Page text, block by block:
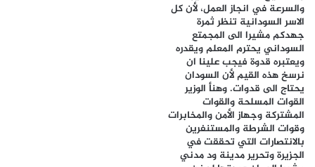
والسرعة في انجاز العمل، لأن كل
الاسر السودانية تنظر ثمرة
جهدكم مشيرا الى المجمتع
السوداني يحترم المعلم ويقدره
ويعتبره قدوة فيجب علينا ان
نرسخ هذه القيم لأن السودان
يحتاج الى قدوات. وهنأ الوزير
القوات المسلحة والقوات
المشتركة وجهاز الأمن والمخابرات
وقوات الشرطة والمستنفرين
بالانتصارات التي تحققت في
الجزيرة وتحرير مدينة ود مدني